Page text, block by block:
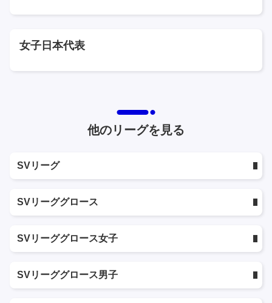
女子日本代表
他のリーグを見る
SVリーグ
SVリーググロース
SVリーググロース女子
SVリーググロース男子